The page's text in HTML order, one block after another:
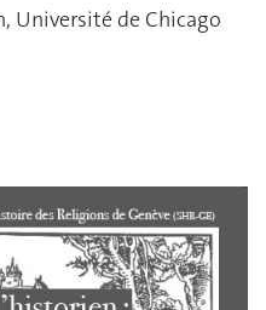
Université de Chicago